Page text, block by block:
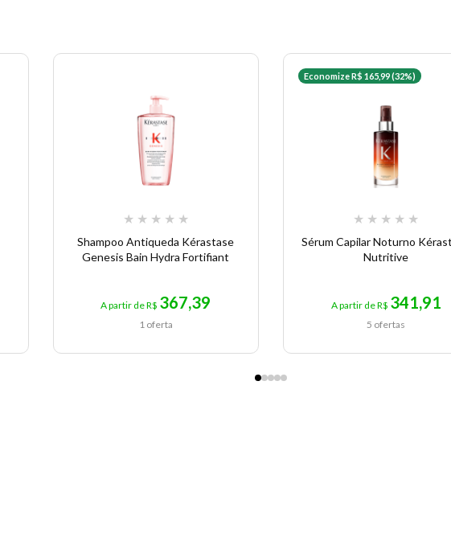
★ ★ ★ ★ ★
Shampoo Antiqueda Kérastase
Genesis Bain Hydra Fortifiant
A partir de R$ 367,39
1 oferta
Economize R$ 165,99 (32%)
★ ★ ★ ★ ★
Sérum Capilar Noturno
Nutritive
A partir de R$ 341,91
5 ofertas